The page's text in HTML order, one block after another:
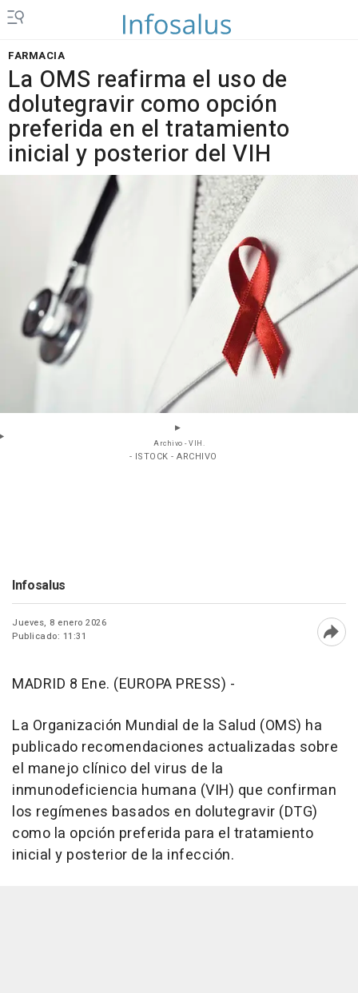
FARMACIA
La OMS reafirma el uso de
dolutegravir como opción
preferida en el tratamiento
inicial y posterior del VIH
Archivo - VIH.
- ISTOCK - ARCHIVO
Infosalus
Jueves, 8 enero 2026
Publicado: 11:31
MADRID 8 Ene. (EUROPA PRESS) -
La Organización Mundial de la Salud (OMS) ha
publicado recomendaciones actualizadas sobre
el manejo clínico del virus de la
inmunodeficiencia humana (VIH) que confirman
los regímenes basados en dolutegravir (DTG)
como la opción preferida para el tratamiento
inicial y posterior de la infección.